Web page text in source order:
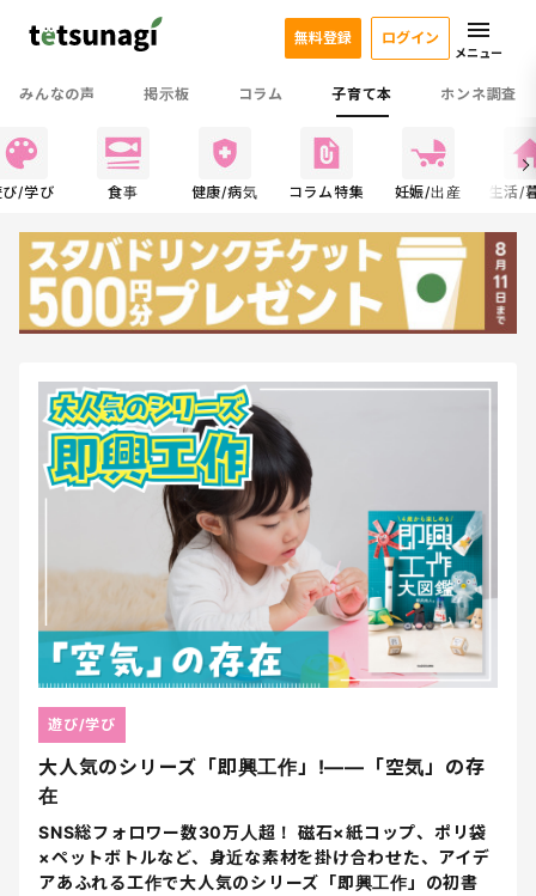
みんなの声 掲示板 コラム 子育て本 ホンネ調査
無料登録 ログイン
メニュー
び/学び 食事 健康/病気 コラム特集 妊娠/出産 生活/
大人気のシリーズ「即興工作」!――「空気」の存
在
SNS総フォロワー数30万人超！ 磁石×紙コップ、ポリ袋
×ペットボトルなど、身近な素材を掛け合わせた、アイデ
アあふれる工作で大人気のシリーズ「即興工作」の初書
遊び/学び